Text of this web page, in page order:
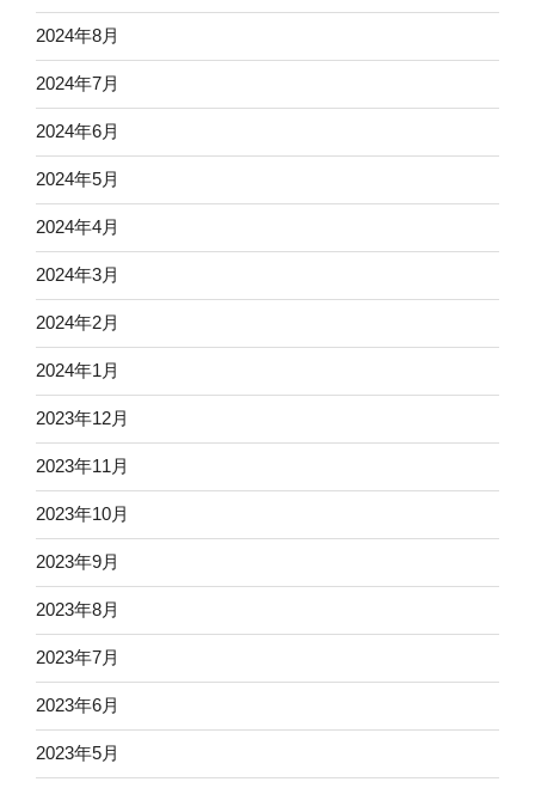
2024年8月
2024年7月
2024年6月
2024年5月
2024年4月
2024年3月
2024年2月
2024年1月
2023年12月
2023年11月
2023年10月
2023年9月
2023年8月
2023年7月
2023年6月
2023年5月